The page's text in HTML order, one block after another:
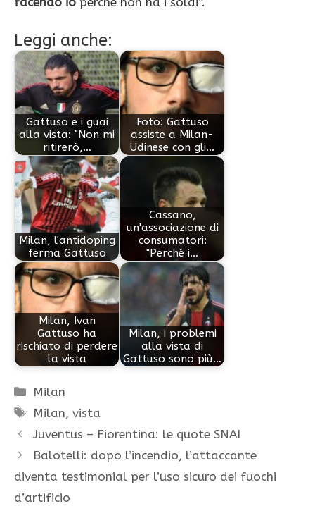
Leggi anche:
Gattuso e i guai
alla vista: "Non mi
ritirerò,…
Foto: Gattuso
assiste a Milan-
Udinese con gli…
Milan, l'antidoping
ferma Gattuso
Cassano,
un'associazione di
consumatori:
"Perché i…
Milan, Ivan
Gattuso ha
rischiato di perdere
la vista
Milan, i problemi
alla vista di
Gattuso sono più…
Categorie
Milan
Tag
Milan,vista
Juventus – Fiorentina: le quote SNAI
Balotelli: dopo l’incendio, l’attaccante
diventa testimonial per l’uso sicuro dei fuochi
d’artificio